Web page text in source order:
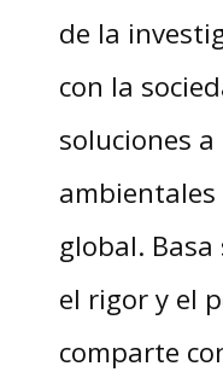
de la
con la
soluciones
ambientales
global.
el rigor y el
comparte